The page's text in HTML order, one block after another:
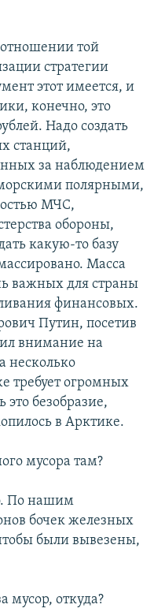
той
стратегии
этот имеется, и
конечно, это
Надо создать
станций,
за наблюдением
полярными,
МЧС,
обороны,
какую-то базу
Масса
важных для страны
финансовых.
Путин, посетив
внимание на
несколько
требует огромных
это безобразие,
в Арктике.
мусора там?
По нашим
бочек железных
были вывезены,
мусор, откуда?